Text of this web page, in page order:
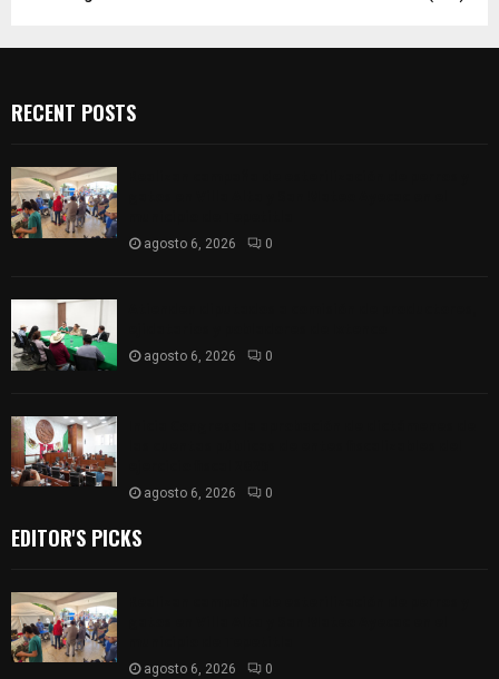
RECENT POSTS
agosto 6, 2026 0
agosto 6, 2026 0
agosto 6, 2026 0
EDITOR'S PICKS
agosto 6, 2026 0